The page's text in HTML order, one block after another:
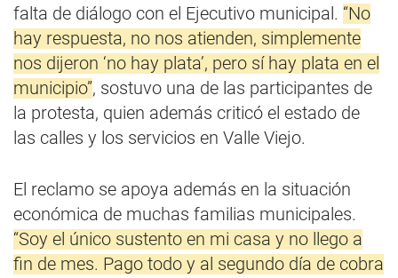
falta de diálogo con el Ejecutivo municipal. “No
hay respuesta, no nos atienden, simplemente
nos dijeron ‘no hay plata’, pero sí hay plata en el
municipio”, sostuvo una de las participantes de
la protesta, quien además criticó el estado de
las calles y los servicios en Valle Viejo.
El reclamo se apoya además en la situación
económica de muchas familias municipales.
“Soy el único sustento en mi casa y no llego a
fin de mes. Pago todo y al segundo día de cobra